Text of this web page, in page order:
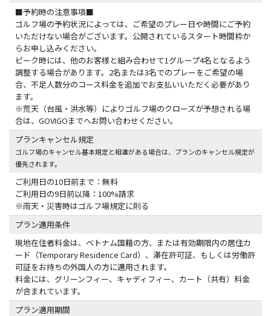
■予約時の注意事項■
ゴルフ場の予約状況によっては、ご希望のプレー日や時間にご予約
いただけない場合がございます。公開されているスタート時間枠か
らお申し込みください。
ピーク時には、他のお客様と組み合わせて1グループ4名となるよう
調整する場合があります。2名または3名でのプレーをご希望の場
合、不足人数分のコース料金を追加でお支払いいただく必要があり
ます。
※荒天（台風・洪水等）によりゴルフ場のクローズが予想される場
合は、GOVIGOまでへお問い合わせください。
プランキャンセル規定
ゴルフ場のキャンセル基本規定と相違がある場合は、プランのキャンセル規定が
優先されます。
ご利用日の10日前まで：無料
ご利用日の9日前以降：100%請求
※雨天・災害時はゴルフ場規定に則る
プラン適用条件
現地在住者料金は、ベトナム国籍の方、または有効期限内の居住カ
ード（Temporary Residence Card）、滞在許可証、もしくは労働許
可証をお持ちの外国人の方に適用されます。
料金には、グリーンフィー、キャディフィー、カート（共有）料金
が含まれています。
プラン適用期間